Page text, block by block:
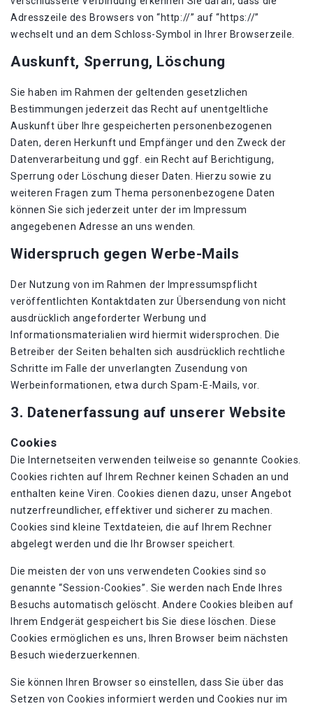
Adresszeile des Browsers von “http://” auf “https://”
wechselt und an dem Schloss-Symbol in Ihrer Browserzeile.
Auskunft, Sperrung, Löschung
Sie haben im Rahmen der geltenden gesetzlichen
Bestimmungen jederzeit das Recht auf unentgeltliche
Auskunft über Ihre gespeicherten personenbezogenen
Daten, deren Herkunft und Empfänger und den Zweck der
Datenverarbeitung und ggf. ein Recht auf Berichtigung,
Sperrung oder Löschung dieser Daten. Hierzu sowie zu
weiteren Fragen zum Thema personenbezogene Daten
können Sie sich jederzeit unter der im Impressum
angegebenen Adresse an uns wenden.
Widerspruch gegen Werbe-Mails
Der Nutzung von im Rahmen der Impressumspflicht
veröffentlichten Kontaktdaten zur Übersendung von nicht
ausdrücklich angeforderter Werbung und
Informationsmaterialien wird hiermit widersprochen. Die
Betreiber der Seiten behalten sich ausdrücklich rechtliche
Schritte im Falle der unverlangten Zusendung von
Werbeinformationen, etwa durch Spam-E-Mails, vor.
3. Datenerfassung auf unserer Website
Cookies
Die Internetseiten verwenden teilweise so genannte Cookies.
Cookies richten auf Ihrem Rechner keinen Schaden an und
enthalten keine Viren. Cookies dienen dazu, unser Angebot
nutzerfreundlicher, effektiver und sicherer zu machen.
Cookies sind kleine Textdateien, die auf Ihrem Rechner
abgelegt werden und die Ihr Browser speichert.
Die meisten der von uns verwendeten Cookies sind so
genannte “Session-Cookies”. Sie werden nach Ende Ihres
Besuchs automatisch gelöscht. Andere Cookies bleiben auf
Ihrem Endgerät gespeichert bis Sie diese löschen. Diese
Cookies ermöglichen es uns, Ihren Browser beim nächsten
Besuch wiederzuerkennen.
Sie können Ihren Browser so einstellen, dass Sie über das
Setzen von Cookies informiert werden und Cookies nur im